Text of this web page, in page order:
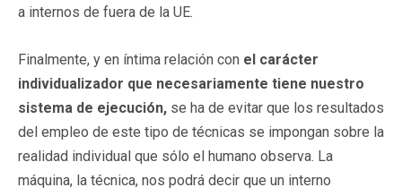
a internos de fuera de la UE.
Finalmente, y en íntima relación con el carácter
individualizador que necesariamente tiene nuestro
sistema de ejecución, se ha de evitar que los resultados
del empleo de este tipo de técnicas se impongan sobre la
realidad individual que sólo el humano observa. La
máquina, la técnica, nos podrá decir que un interno